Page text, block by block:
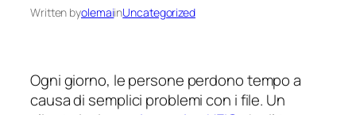
Written byolemaiinUncategorized
Ogni giorno, le persone perdono tempo a
causa di semplici problemi con i file. Un